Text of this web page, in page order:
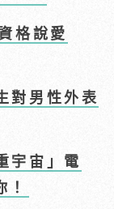
格說愛
對男性外表
宇宙」電